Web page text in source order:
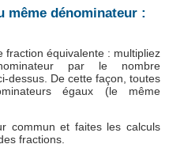
même dénominateur :
fraction équivalente : multipliez
par le nombre
dessus. De cette façon, toutes
égaux (le même
commun et faites les calculs
fractions.